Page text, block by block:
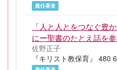
責任著者
「人と人とをつなぐ豊
にー聖書のたとえ話を
佐野正子
『キリスト教保育』 480